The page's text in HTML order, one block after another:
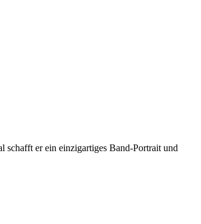
er ein einzigartiges Band-Portrait und